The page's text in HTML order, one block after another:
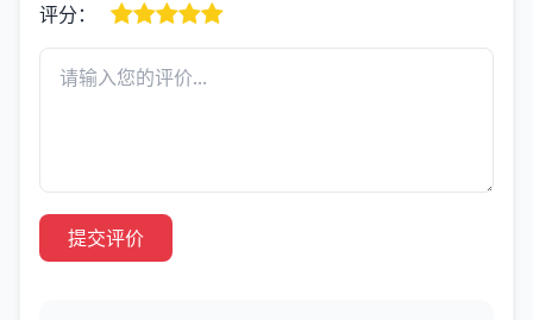
评分：
提交评价